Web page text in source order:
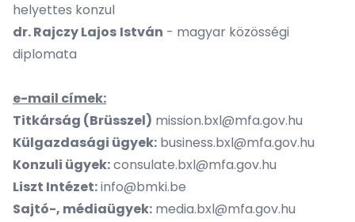
helyettes konzul
dr. Rajczy Lajos István - magyar közösségi
diplomata
e-mail címek:
Titkárság (Brüsszel) mission.bxl@mfa.gov.hu
Külgazdasági ügyek: business.bxl@mfa.gov.hu
Konzuli ügyek:consulate.bxl@mfa.gov.hu
Liszt Intézet:info@bmki.be
Sajtó-, médiaügyek: media.bxl@mfa.gov.hu